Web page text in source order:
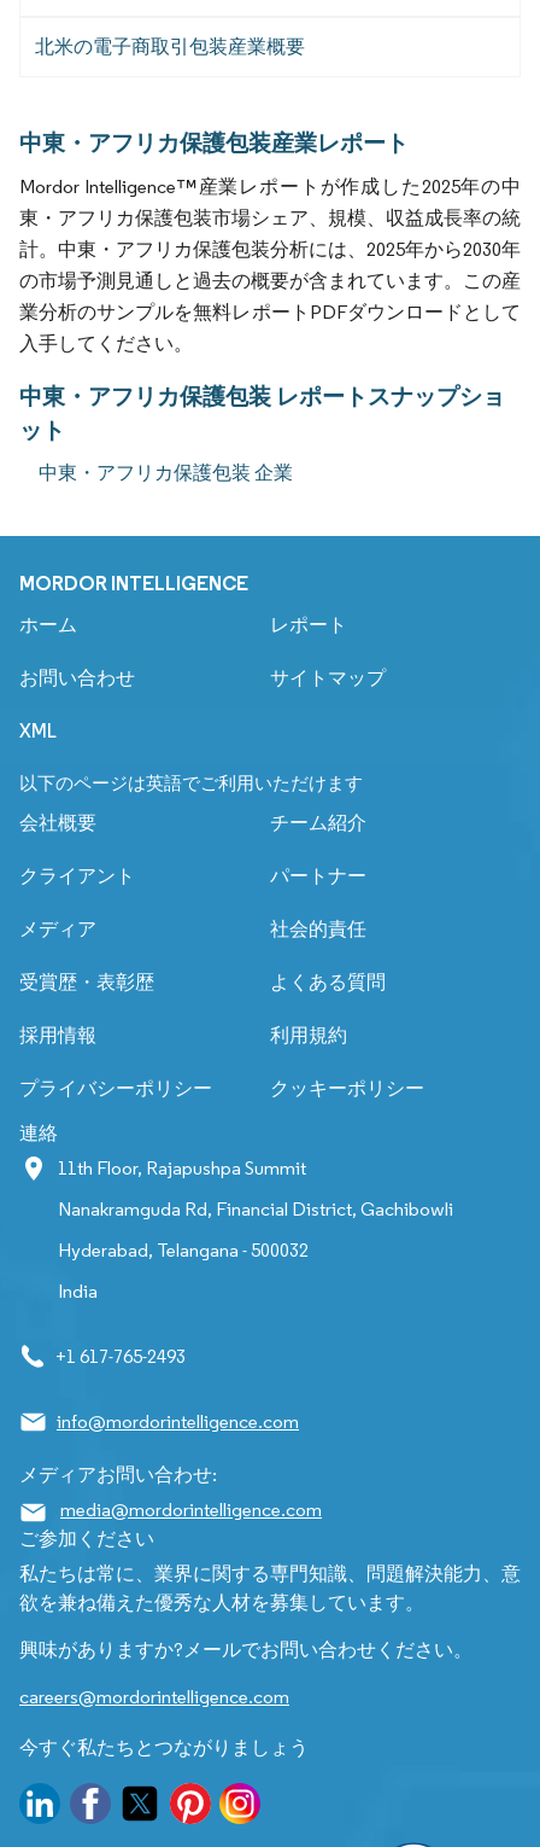
北米の電子商取引包装産業概要
中東・アフリカ保護包装産業レポート
Mordor Intelligence™産業レポートが作成した2025年の中
東・アフリカ保護包装市場シェア、規模、収益成長率の統
計。中東・アフリカ保護包装分析には、2025年から2030年
の市場予測見通しと過去の概要が含まれています。この産
業分析のサンプルを無料レポートPDFダウンロードとして
入手してください。
中東・アフリカ保護包装 レポートスナップショ
ット
中東・アフリカ保護包装 企業
MORDOR INTELLIGENCE
ホーム レポート
お問い合わせ サイトマップ
XML
以下のページは英語でご利用いただけます
会社概要
チーム紹介
クライアント パートナー
メディア 社会的責任
受賞歴・表彰歴 よくある質問
採用情報 利用規約
プライバシーポリシー クッキーポリシー
連絡
11th Floor, Rajapushpa Summit
Nanakramguda Rd, Financial District, Gachibowli
Hyderabad, Telangana - 500032
India
+1 617-765-2493
info@mordorintelligence.com
メディアお問い合わせ:
media@mordorintelligence.com
ご参加ください
私たちは常に、業界に関する専門知識、問題解決能力、意
欲を兼ね備えた優秀な人材を募集しています。
興味がありますか?メールでお問い合わせください。
careers@mordorintelligence.com
今すぐ私たちとつながりましょう